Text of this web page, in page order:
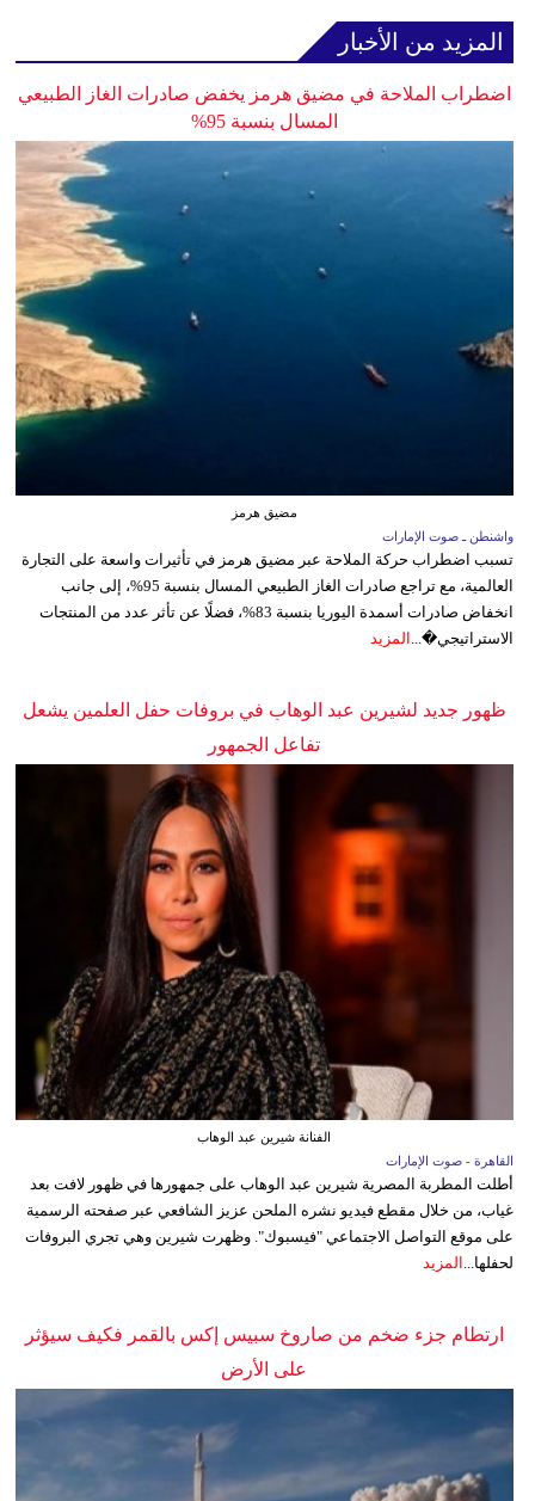
المزيد من الأخبار
اضطراب الملاحة في مضيق هرمز يخفض صادرات الغاز الطبيعي
المسال بنسبة 95%
مضيق هرمز
واشنطن ـ صوت الإمارات
تسبب اضطراب حركة الملاحة عبر مضيق هرمز في تأثيرات واسعة على التجارة
العالمية، مع تراجع صادرات الغاز الطبيعي المسال بنسبة 95%، إلى جانب
انخفاض صادرات أسمدة اليوريا بنسبة 83%، فضلًا عن تأثر عدد من المنتجات
الاستراتيجي�... المزيد
ظهور جديد لشيرين عبد الوهاب في بروفات حفل العلمين يشعل
تفاعل الجمهور
الفنانة شيرين عبد الوهاب
القاهرة - صوت الإمارات
أطلت المطربة المصرية شيرين عبد الوهاب على جمهورها في ظهور لافت بعد
غياب، من خلال مقطع فيديو نشره الملحن عزيز الشافعي عبر صفحته الرسمية
على موقع التواصل الاجتماعي "فيسبوك". وظهرت شيرين وهي تجري البروفات
لحفلها... المزيد
ارتطام جزء ضخم من صاروخ سبيس إكس بالقمر فكيف سيؤثر
على الأرض